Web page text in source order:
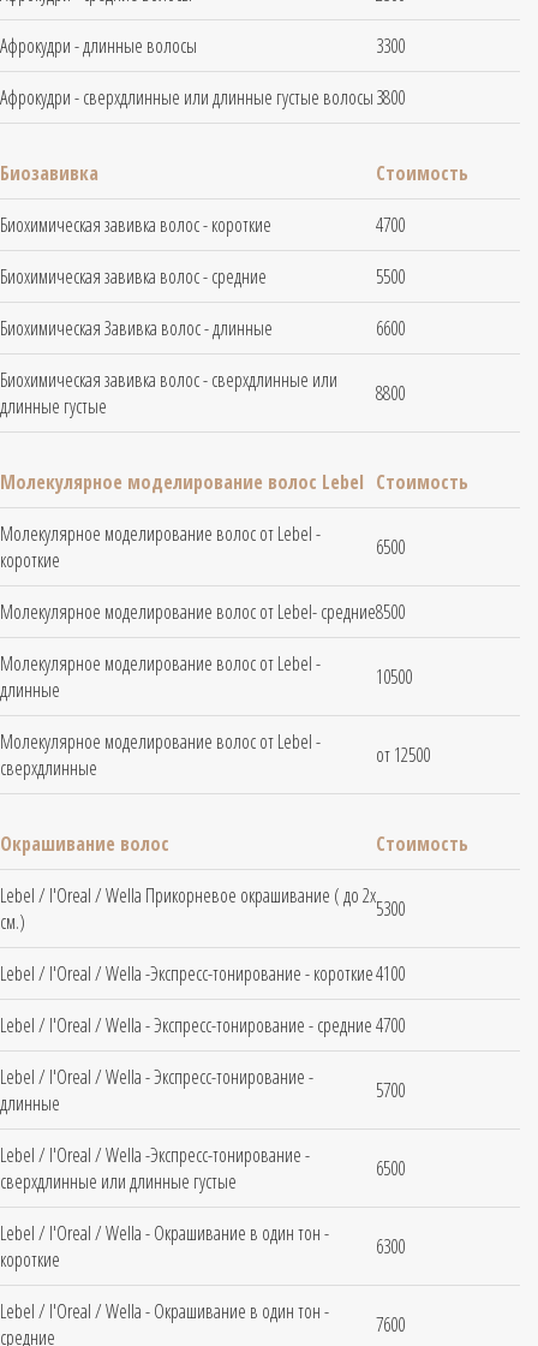
Афрокудри - длинные волосы
3300
Афрокудри - сверхдлинные или длинные густые волосы3800
Биозавивка
Стоимость
Биохимическая завивка волос - короткие
4700
Биохимическая завивка волос - средние
5500
Биохимическая Завивка волос - длинные
6600
Биохимическая завивка волос - сверхдлинные или
длинные густые
8800
Молекулярное моделирование волос Lebel Стоимость
Молекулярное моделирование волос от Lebel -
короткие
6500
Молекулярное моделирование волос от Lebel- средние8500
Молекулярное моделирование волос от Lebel -
длинные
10500
Молекулярное моделирование волос от Lebel -
сверхдлинные
от 12500
Окрашивание волос
Стоимость
Lebel / l'Oreal / Wella Прикорневое окрашивание ( до 2х
см.)
5300
Lebel / l'Oreal / Wella -Экспресс-тонирование - короткие4100
Lebel / l'Oreal / Wella - Экспресс-тонирование - средние4700
Lebel / l'Oreal / Wella - Экспресс-тонирование -
длинные
5700
Lebel / l'Oreal / Wella -Экспресс-тонирование -
сверхдлинные или длинные густые
6500
Lebel / l'Oreal / Wella - Окрашивание в один тон -
короткие
6300
Lebel / l'Oreal / Wella - Окрашивание в один тон -
средние
7600